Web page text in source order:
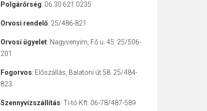
Polgárőrség: 06 30 621 0235
Orvosi rendelő: 25/486-821
Orvosi ügyelet: Nagyvenyim, Fő u. 45. 25/506-
201
Fogorvos: Előszállás, Balatoni út 58. 25/484-
823
Szennyvízszállítás: Ti-tó Kft. 06-78/487-589